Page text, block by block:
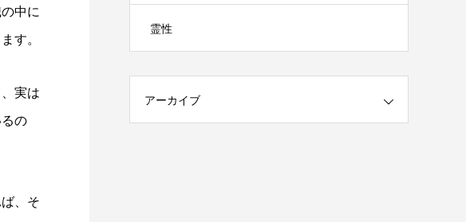
中に
す。
実は
の
、そ
霊性
アーカイブ